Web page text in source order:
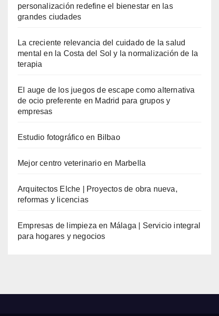
personalización redefine el bienestar en las
grandes ciudades
La creciente relevancia del cuidado de la salud
mental en la Costa del Sol y la normalización de la
terapia
El auge de los juegos de escape como alternativa
de ocio preferente en Madrid para grupos y
empresas
Estudio fotográfico en Bilbao
Mejor centro veterinario en Marbella
Arquitectos Elche | Proyectos de obra nueva,
reformas y licencias
Empresas de limpieza en Málaga | Servicio integral
para hogares y negocios